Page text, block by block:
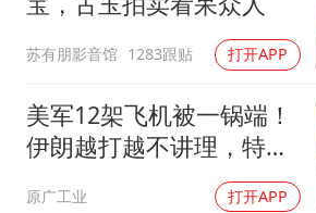
苏有朋影音馆 1283跟贴 打开APP
美军12架飞机被一锅端！
伊朗越打越不讲理，特朗
原广工业 打开APP